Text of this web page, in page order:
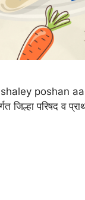
|shaley
जिल्हा परिषद व